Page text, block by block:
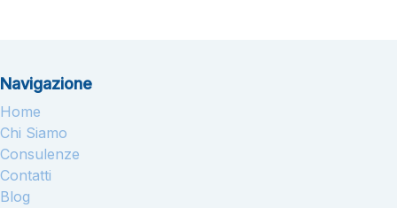
Navigazione
Home
Chi Siamo
Consulenze
Contatti
Blog